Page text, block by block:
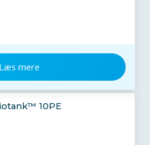
Læs mere
10PE